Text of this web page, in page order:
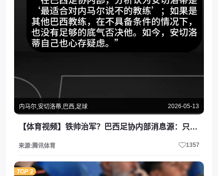
内马尔,安切洛蒂,巴西,足球 2026-05-13
【体育视频】铁帅治军？巴西足协内部消息源：只有安切洛蒂敢对内马尔说不！
来源:腾讯体育 1357
TOP 3